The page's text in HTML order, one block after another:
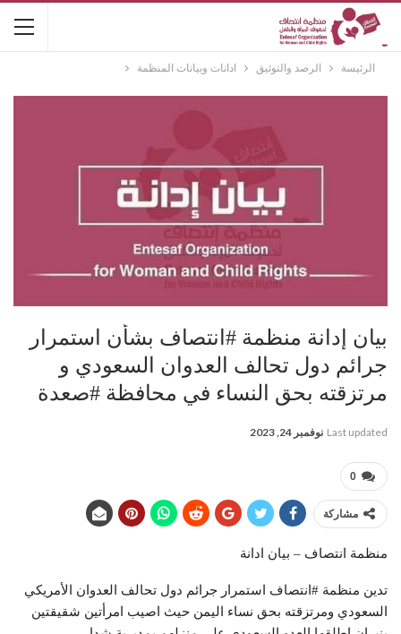
الرئيسة الرصد والتوثيق ادانات وبيانات المنظمة
بيان إدانة منظمة #انتصاف بشأن استمرار
جرائم دول تحالف العدوان السعودي و
مرتزقته بحق النساء في محافظة #صعدة
Last updated نوفمبر 24, 2023
0
مشاركة
منظمة انتصاف – بيان ادانة
تدين منظمة #انتصاف استمرار جرائم دول تحالف العدوان الأمريكي
السعودي ومرتزقته بحق نساء اليمن حيث اصيب امرأتين شقيقتين